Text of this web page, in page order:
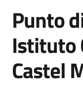
Amministrazione
Novità
Salta al contenuto
Punto
Istituto
Castel